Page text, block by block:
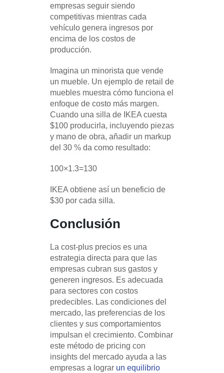
empresas seguir siendo
competitivas mientras cada
vehículo genera ingresos por
encima de los costos de
producción.
Imagina un minorista que vende
un mueble. Un ejemplo de retail de
muebles muestra cómo funciona el
enfoque de costo más margen.
Cuando una silla de IKEA cuesta
$100 producirla, incluyendo piezas
y mano de obra, añadir un markup
del 30 % da como resultado:
100×1.3=130
IKEA obtiene así un beneficio de
$30 por cada silla.
Conclusión
La cost-plus precios es una
estrategia directa para que las
empresas cubran sus gastos y
generen ingresos. Es adecuada
para sectores con costos
predecibles. Las condiciones del
mercado, las preferencias de los
clientes y sus comportamientos
impulsan el crecimiento. Combinar
este método de pricing con
insights del mercado ayuda a las
empresas a lograr un equilibrio